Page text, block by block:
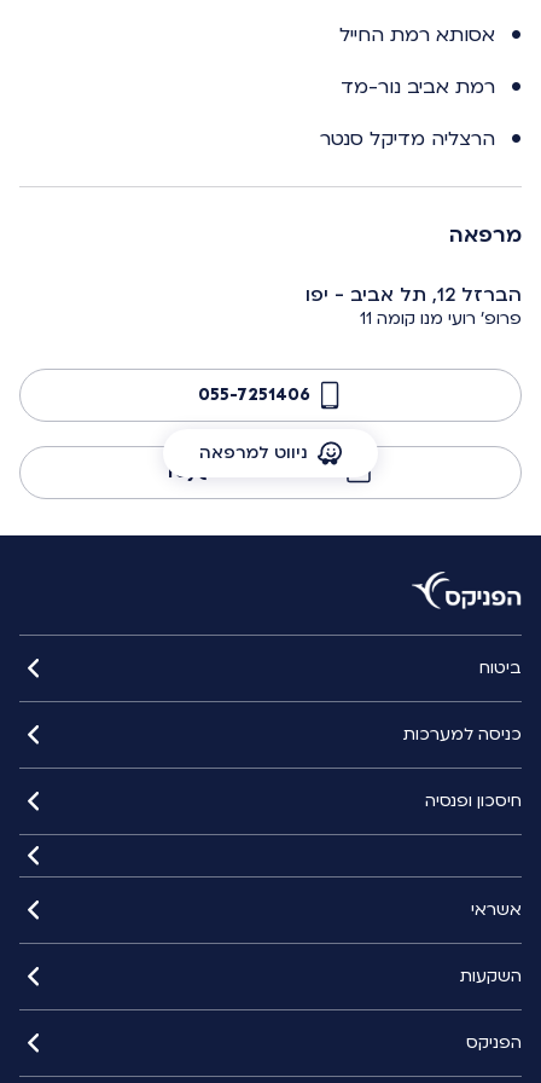
אסותא רמת החייל
רמת אביב נור-מד
הרצליה מדיקל סנטר
מרפאה
הברזל 12, תל אביב - יפו
פרופ' רועי מנו קומה 11
ניווט למרפאה
055-7251406
roy@manomd.com
ביטוח
כניסה למערכות
חיסכון ופנסיה
אשראי
השקעות
הפניקס